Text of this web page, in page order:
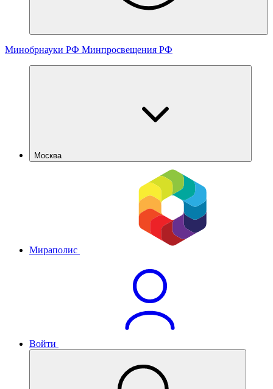
Минобрнауки РФ Минпросвещения РФ
Москва
Мираполис
Войти